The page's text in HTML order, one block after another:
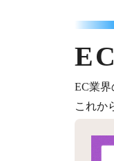
EC業
これか